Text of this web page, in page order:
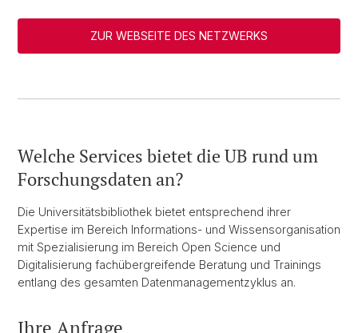
ZUR WEBSEITE DES NETZWERKS
Welche Services bietet die UB rund um
Forschungsdaten an?
Die Universitätsbibliothek bietet entsprechend ihrer
Expertise im Bereich Informations- und Wissensorganisation
mit Spezialisierung im Bereich Open Science und
Digitalisierung fachübergreifende Beratung und Trainings
entlang des gesamten Datenmanagementzyklus an.
Ihre Anfrage